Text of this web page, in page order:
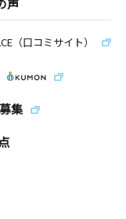
声
（口コミサイト）
集